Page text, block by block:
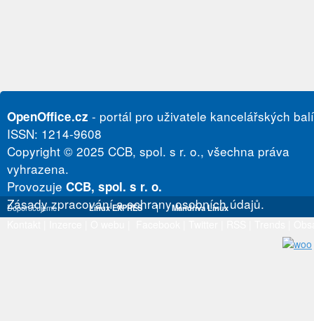
OpenOffice.cz - portál pro uživatele kancelářských
ISSN: 1214-9608
Copyright © 2025 CCB, spol. s r. o., všechna práva
vyhrazena.
Provozuje CCB, spol. s r. o.
Zásady zpracování a ochrany osobních údajů.
Doporučujeme Linux EXPRES | Mandriva Linux